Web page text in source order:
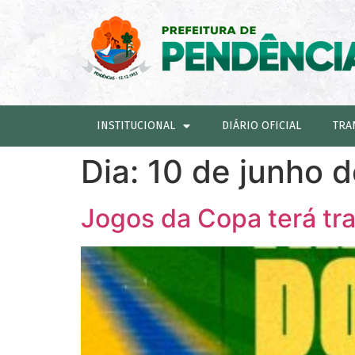
INSTITUCIONAL DIÁRIO OFICIAL
Dia: 10 de junho
Jogos da Copa terá